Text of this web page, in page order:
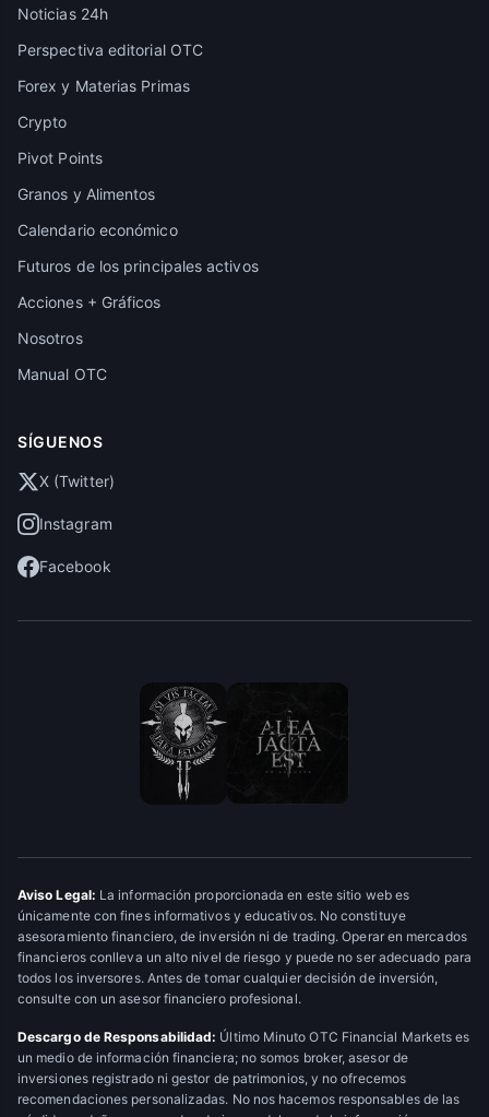
Noticias 24h
Perspectiva editorial OTC
Forex y Materias Primas
Crypto
Pivot Points
Granos y Alimentos
Calendario económico
Futuros de los principales activos
Acciones + Gráficos
Nosotros
Manual OTC
SÍGUENOS
X (Twitter)
Instagram
Facebook
Aviso Legal: La información proporcionada en este sitio web es
únicamente con fines informativos y educativos. No constituye
asesoramiento financiero, de inversión ni de trading. Operar en mercados
financieros conlleva un alto nivel de riesgo y puede no ser adecuado para
todos los inversores. Antes de tomar cualquier decisión de inversión,
consulte con un asesor financiero profesional.
Descargo de Responsabilidad: Último Minuto OTC Financial Markets es
un medio de información financiera; no somos broker, asesor de
inversiones registrado ni gestor de patrimonios, y no ofrecemos
recomendaciones personalizadas. No nos hacemos responsables de las